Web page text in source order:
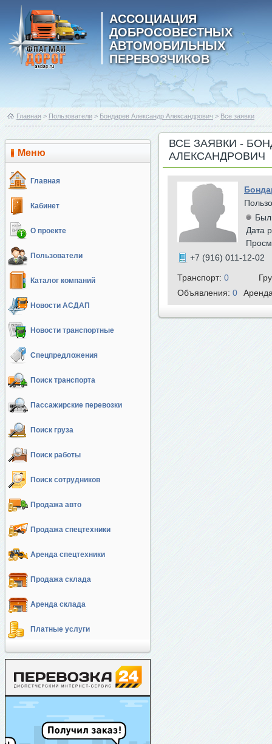
АССОЦИАЦИЯ
ДОБРОСОВЕСТНЫХ
АВТОМОБИЛЬНЫХ
ПЕРЕВОЗЧИКОВ
Главная > Пользователи > Бондарев Александр Александрович > Все заявки
Меню
Главная
Кабинет
О проекте
Пользователи
Каталог компаний
Новости АСДАП
Новости транспортные
Спецпредложения
Поиск транспорта
Пассажирские перевозки
Поиск груза
Поиск работы
Поиск сотрудников
Продажа авто
Продажа спецтехники
Аренда спецтехники
Продажа склада
Аренда склада
Платные услуги
ВСЕ ЗАЯВКИ -
АЛЕКСАНДРОВИЧ
Был
Дата
+7 (916) 011-12-02
Транспорт: 0
Объявления: 0